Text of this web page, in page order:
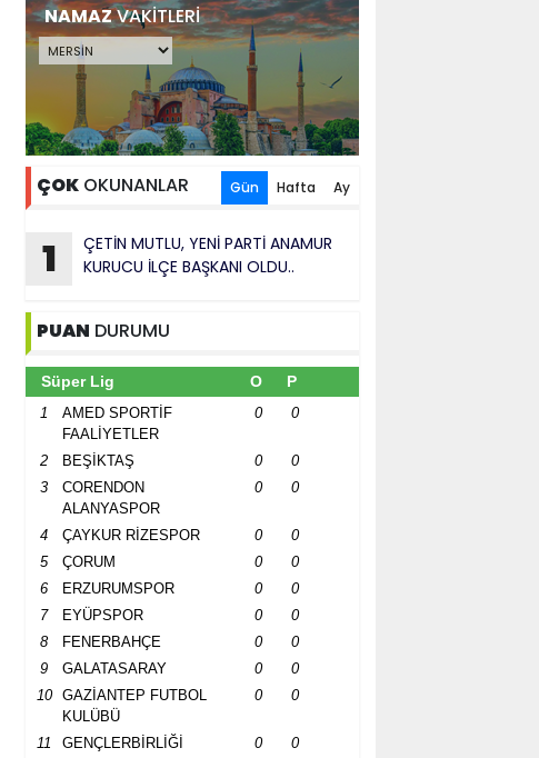
NAMAZVAKİTLERİ
ÇOK OKUNANLAR Gün Hafta Ay
1
ÇETİN MUTLU, YENİ PARTİ ANAMUR
KURUCU İLÇE BAŞKANI OLDU..
PUAN DURUMU
Süper Lig O P
1
AMED SPORTİF
FAALİYETLER
0 0
2 BEŞİKTAŞ 0
0
3
CORENDON
ALANYASPOR
0 0
4 ÇAYKUR RİZESPOR 0
0
5
ÇORUM 0
0
6
ERZURUMSPOR 0
0
7
EYÜPSPOR 0
0
8
FENERBAHÇE 0
0
9
GALATASARAY 0
0
10
GAZİANTEP FUTBOL
KULÜBÜ
0 0
11 GENÇLERBİRLİĞİ 0
0